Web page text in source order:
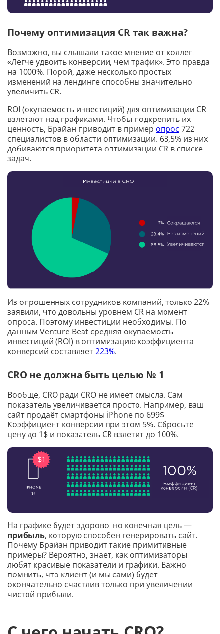
Почему оптимизация CR так важна?
Возможно, вы слышали такое мнение от коллег:
«Легче удвоить конверсии, чем трафик». Это правда
на 1000%. Порой, даже несколько простых
изменений на лендинге способны значительно
увеличить CR.
ROI (окупаемость инвестиций) для оптимизации CR
взлетают над графиками. Чтобы подкрепить их
ценность, Брайан приводит в пример опрос 722
специалистов в области оптимизации. 68,5% из них
добиваются приоритета оптимизации CR в списке
задач.
Из опрошенных сотрудников компаний, только 22%
заявили, что довольны уровнем CR на момент
опроса. Поэтому инвестиции необходимы. По
данным Venture Beat средняя окупаемость
инвестиций (ROI) в оптимизацию коэффициента
конверсий составляет223%.
CRO не должна быть целью № 1
Вообще, CRO ради CRO не имеет смысла. Сам
показатель увеличивается просто. Например, ваш
сайт продаёт смартфоны iPhone по 699$.
Коэффициент конверсии при этом 5%. Сбросьте
цену до 1$ и показатель CR взлетит до 100%.
На графике будет здорово, но конечная цель —
прибыль, которую способен генерировать сайт.
Почему Брайан приводит такие примитивные
примеры? Вероятно, знает, как оптимизаторы
любят красивые показатели и графики. Важно
помнить, что клиент (и мы сами) будет
окончательно счастлив только при увеличении
чистой прибыли.